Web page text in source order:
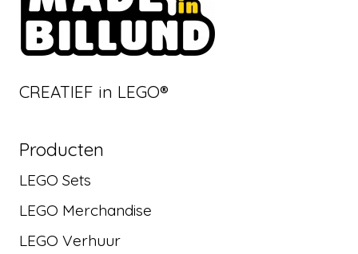
CREATIEF in LEGO®
Producten
LEGO Sets
LEGO Merchandise
LEGO Verhuur